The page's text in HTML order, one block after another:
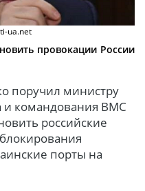
ua.net
провокации России
поручил министру
и командования ВМС
российские
порты на